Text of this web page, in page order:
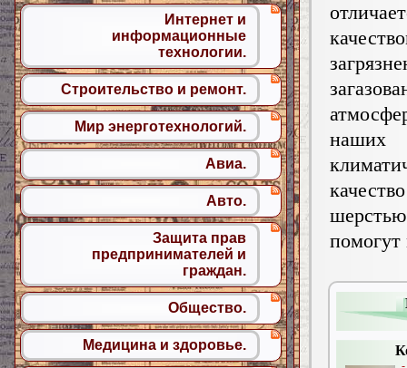
наших
Интернет и
информационные
технологии.
Строительство и ремонт.
Мир энерготехнологий.
Авиа.
Авто.
Защита прав
предпринимателей и
граждан.
Общество.
Медицина и здоровье.